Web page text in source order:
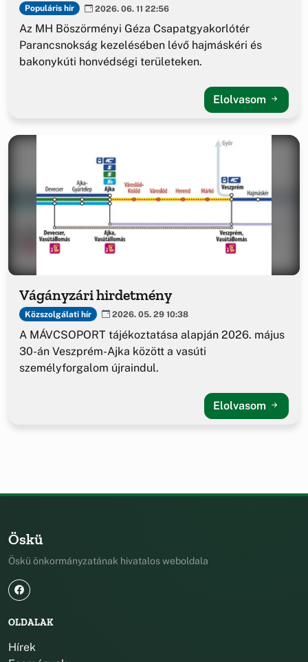
Populáris hír 2026. 06. 11 22:56
Az MH Böszörményi Géza Csapatgyakorlótér
Parancsnokság kezelésében lévő hajmáskéri és
bakonykúti honvédségi területeken.
Elolvasom
Vágányzári hirdetmény
Közszolgálati hír 2026. 05. 29 10:38
A MÁVCSOPORT tájékoztatása alapján 2026. május
30-án Veszprém-Ajka között a vasúti
személyforgalom újraindul.
Elolvasom
Öskü
Öskü önkormányzatának hivatalos weboldala
OLDALAK
Hírek